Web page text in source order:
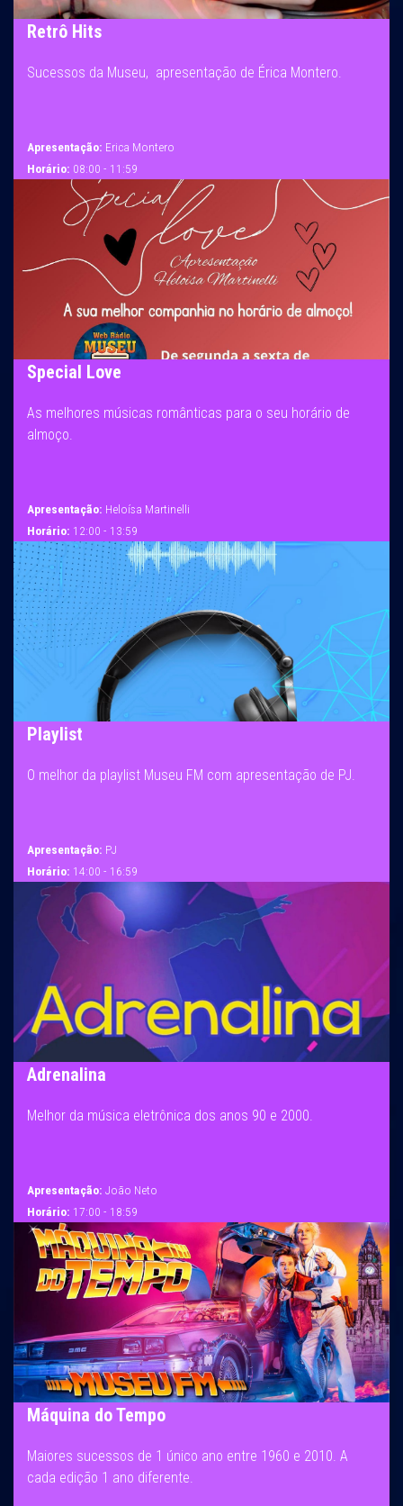
Retrô Hits
Sucessos da Museu, apresentação de Érica Montero.
Apresentação: Erica Montero
Horário: 08:00 - 11:59
Special Love
As melhores músicas românticas para o seu horário de
almoço.
Apresentação: Heloísa Martinelli
Horário: 12:00 - 13:59
Playlist
O melhor da playlist Museu FM com apresentação de PJ.
Apresentação: PJ
Horário: 14:00 - 16:59
Adrenalina
Melhor da música eletrônica dos anos 90 e 2000.
Apresentação: João Neto
Horário: 17:00 - 18:59
Máquina do Tempo
Maiores sucessos de 1 único ano entre 1960 e 2010. A
cada edição 1 ano diferente.